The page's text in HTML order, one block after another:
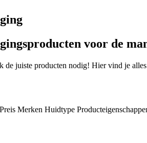
voor de
de juiste producten nodig! Hier vind je
Preis Merken Huidtype